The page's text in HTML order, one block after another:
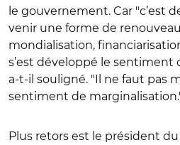
le gouvernement. Car "c’est
venir une forme de
mondialisation,
s’est développé le sentiment
a-t-il souligné. "Il ne faut pas
sentiment de
Plus retors est le président